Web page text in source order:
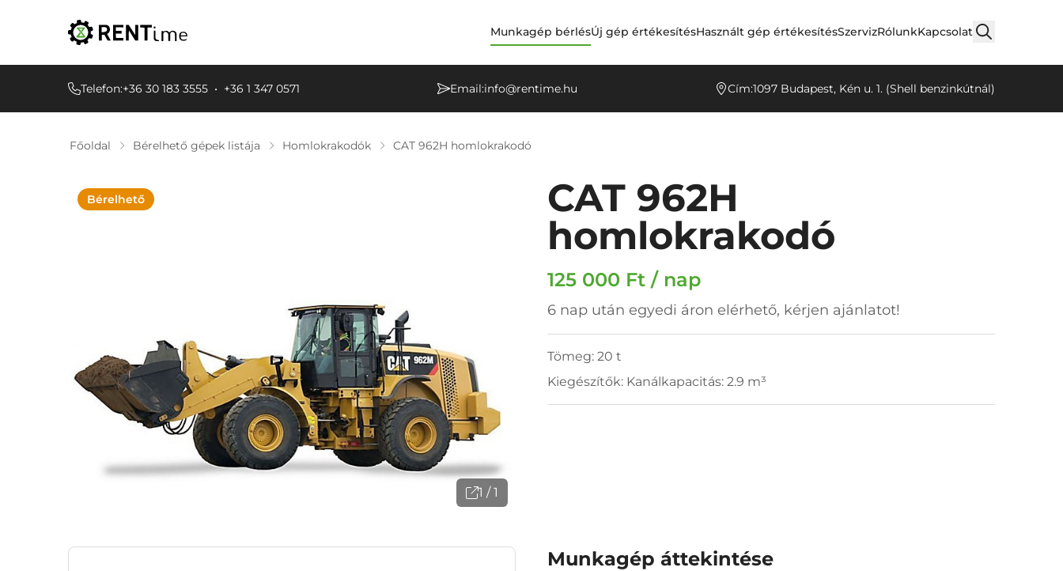
Munkagép bérlésÚj gép értékesítésHasznált gép értékesítésSzervizRólunkKapcsolat
Telefon:+36 30 183 3555 • +36 1 347 0571 Email:info@rentime.hu Cím:1097 Budapest, Kén u. 1. (Shell benzinkútnál)
Főoldal Bérelhető gépek listája Homlokrakodók CAT 962H homlokrakodó
Bérelhető
1 / 1
CAT 962H
homlokrakodó
125 000 Ft / nap
6 nap után egyedi áron elérhető, kérjen ajánlatot!
Tömeg: 20 t
Kiegészítők: Kanálkapacitás: 2.9 m³
Munkagép áttekintése